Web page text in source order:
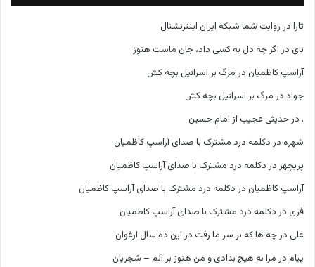
تارا در روایت شما شبکه ایران اینترنشنال
نای در اگر چه دل به کسی داد، جان ماست هنوز
آراسپ کاظمیان در مرگ بر اسرائیل بچه کش
جواد در مرگ بر اسرائیل بچه کش
. درحدیثی عجیب از امام حسین
شهره در دکلمه درد مشترک با صدای آراسپ کاظمیان
پریچهر در دکلمه درد مشترک با صدای آراسپ کاظمیان
آراسپ کاظمیان در دکلمه درد مشترک با صدای آراسپ کاظمیان
فری در دکلمه درد مشترک با صدای آراسپ کاظمیان
علی درچه ها که بر سر ما رفت در این ده سال ارغوان
پیام در مرا به هیچ بدادی و من هنوز بر آنم – شجریان